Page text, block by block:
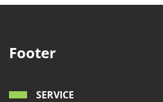
Footer
SERVICE